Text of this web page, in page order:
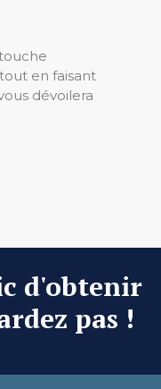
en faisant
dévoilera
d'obtenir
pas !